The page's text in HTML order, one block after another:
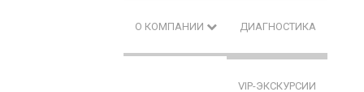
О КОМПАНИИ ДИАГНОСТИКА
VIP-ЭКСКУРСИИ